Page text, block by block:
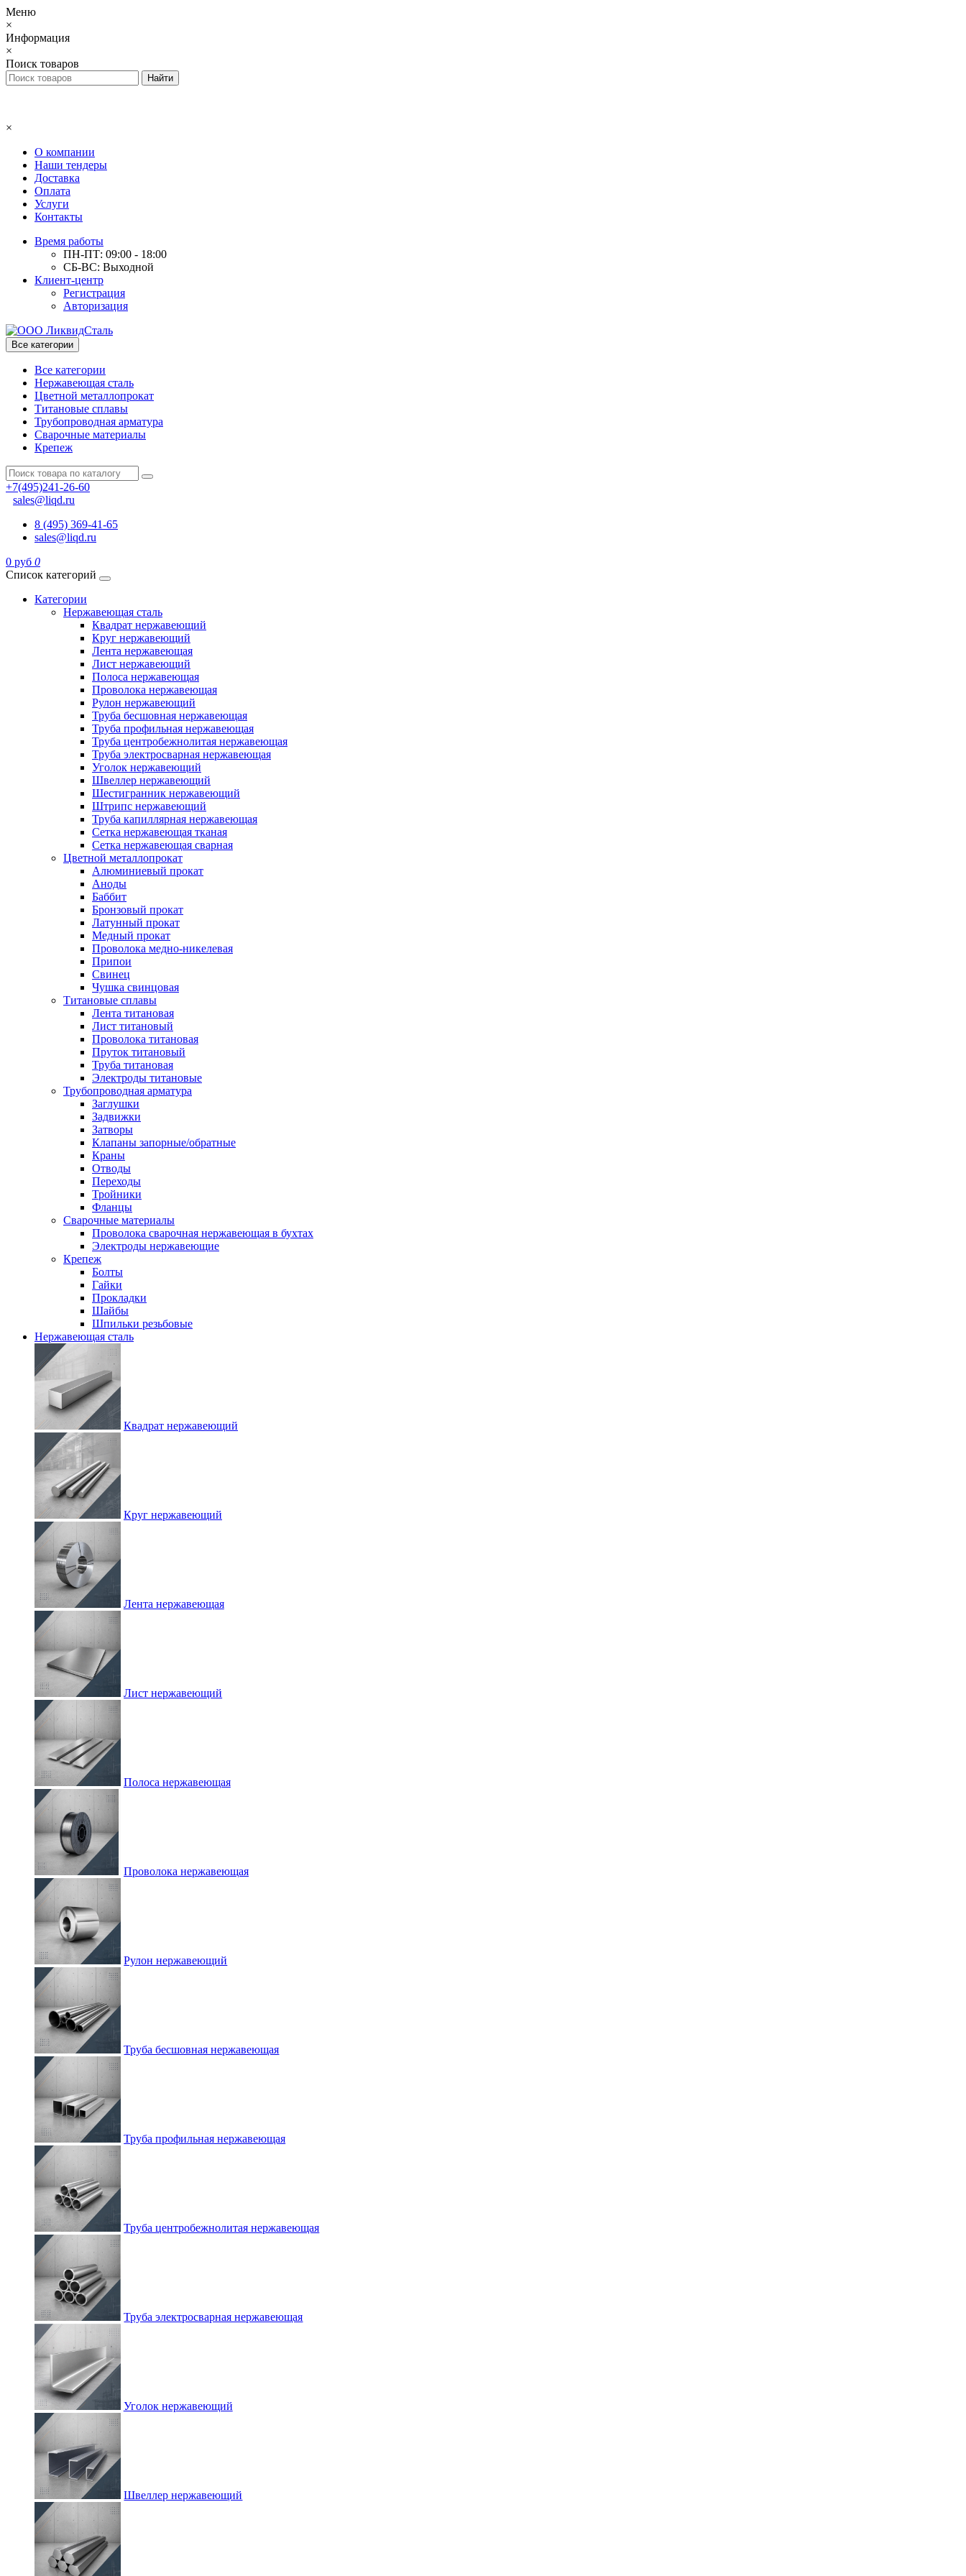
Меню
×
Информация
×
Поиск товаров
×
О компании
Наши тендеры
Доставка
Оплата
Услуги
Контакты
Время работы
ПН-ПТ: 09:00 - 18:00
СБ-ВС: Выходной
Клиент-центр
Регистрация
Авторизация
Все категории
Все категории
Нержавеющая сталь
Цветной металлопрокат
Титановые сплавы
Трубопроводная арматура
Сварочные материалы
Крепеж
+7(495)241-26-60
sales@liqd.ru
8 (495) 369-41-65
sales@liqd.ru
0 руб 0
Список категорий
Категории
Нержавеющая сталь
Квадрат нержавеющий
Круг нержавеющий
Лента нержавеющая
Лист нержавеющий
Полоса нержавеющая
Проволока нержавеющая
Рулон нержавеющий
Труба бесшовная нержавеющая
Труба профильная нержавеющая
Труба центробежнолитая нержавеющая
Труба электросварная нержавеющая
Уголок нержавеющий
Швеллер нержавеющий
Шестигранник нержавеющий
Штрипс нержавеющий
Труба капиллярная нержавеющая
Сетка нержавеющая тканая
Сетка нержавеющая сварная
Цветной металлопрокат
Алюминиевый прокат
Аноды
Баббит
Бронзовый прокат
Латунный прокат
Медный прокат
Проволока медно-никелевая
Припои
Свинец
Чушка свинцовая
Титановые сплавы
Лента титановая
Лист титановый
Проволока титановая
Пруток титановый
Труба титановая
Электроды титановые
Трубопроводная арматура
Заглушки
Задвижки
Затворы
Клапаны запорные/обратные
Краны
Отводы
Переходы
Тройники
Фланцы
Сварочные материалы
Проволока сварочная нержавеющая в бухтах
Электроды нержавеющие
Крепеж
Болты
Гайки
Прокладки
Шайбы
Шпильки резьбовые
Нержавеющая сталь
Квадрат нержавеющий
Круг нержавеющий
Лента нержавеющая
Лист нержавеющий
Полоса нержавеющая
Проволока нержавеющая
Рулон нержавеющий
Труба бесшовная нержавеющая
Труба профильная нержавеющая
Труба центробежнолитая нержавеющая
Труба электросварная нержавеющая
Уголок нержавеющий
Швеллер нержавеющий